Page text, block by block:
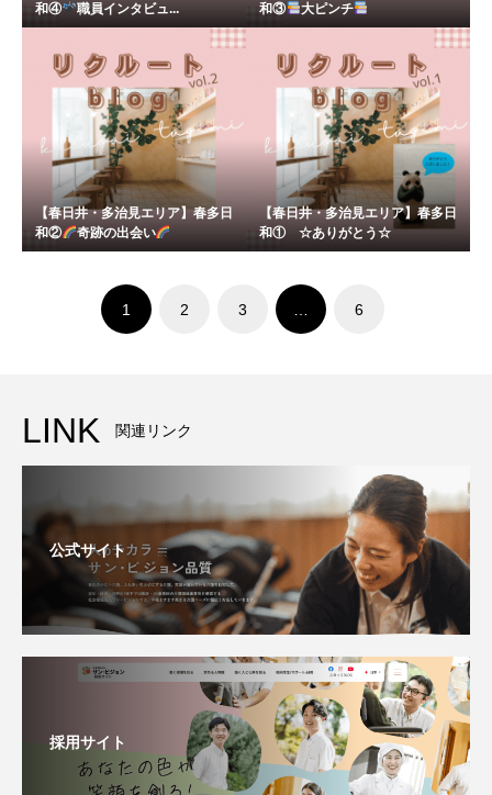
和④
職員インタビュ...
和③
大ピンチ
【春日井・多治見エリア】春多日
和②
奇跡の出会い
【春日井・多治見エリア】春多日
和① ☆ありがとう☆
1 2 3 6
LINK 関連リンク
公式サイト
採用サイト